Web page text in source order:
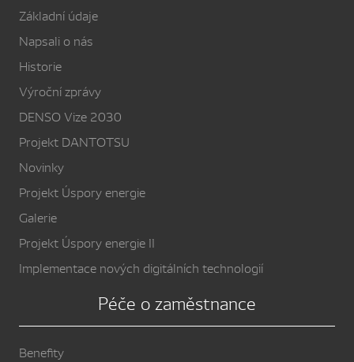
Základní údaje
Napsali o nás
Historie
Výroční zprávy
DENSO Vize 2030
Projekt DANTOTSU
Novinky
Projekt Úspory energie
Galerie
Projekt Úspory energie II
Implementace nových digitálních technologií
Péče o zaměstnance
Benefity